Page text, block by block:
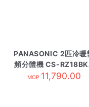
PANASONIC 2匹冷暖
頻分體機 CS-
內-R32
MOP 11,790.00